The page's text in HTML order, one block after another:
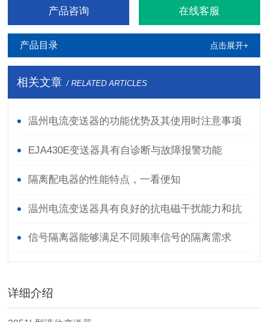
产品咨询 在线客服
产品目录 点击展开+
相关文章 / RELATED ARTICLES
温州电流变送器的功能优势及其使用时注意事项
EJA430E变送器具有自诊断与故障报警功能
隔离配电器的性能特点，一看便知
温州电流变送器具有良好的抗电磁干扰能力和抗
静电能力
信号隔离器能够满足不同频率信号的隔离需求
详细介绍